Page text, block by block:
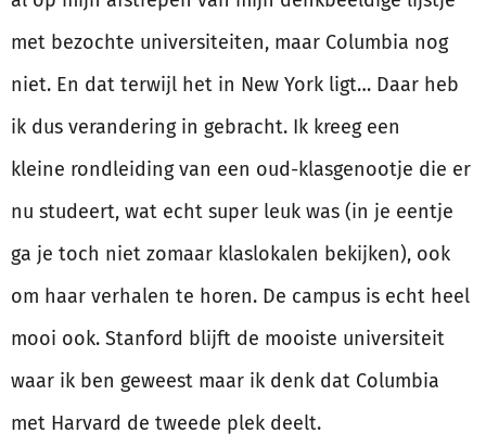
met bezochte universiteiten, maar Columbia nog
niet. En dat terwijl het in New York ligt… Daar heb
ik dus verandering in gebracht. Ik kreeg een
kleine rondleiding van een oud-klasgenootje die er
nu studeert, wat echt super leuk was (in je eentje
ga je toch niet zomaar klaslokalen bekijken), ook
om haar verhalen te horen. De campus is echt heel
mooi ook. Stanford blijft de mooiste universiteit
waar ik ben geweest maar ik denk dat Columbia
met Harvard de tweede plek deelt.